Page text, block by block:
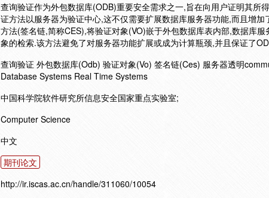
查询验证作为外包数据库(ODB)重要安全需求之一,旨在向用户证明其所
证方法以服务器为验证中心,这不仅需要扩展数据库服务器功能,而且增
方法(签名链,简称CES),将验证对象(VO)嵌于外包数据库表内部,数据库
象的检索.该方法避免了对服务器功能扩展或成为计算瓶颈,并且保证了
查询验证 外包数据库(Odb) 验证对象(Vo) 签名链(Ces) 服务器透明
Database Systems Real Time Systems
中国科学院软件研究所信息安全国家重点实验室;
Computer Science
中文
期刊论文
http://ir.iscas.ac.cn/handle/311060/10054